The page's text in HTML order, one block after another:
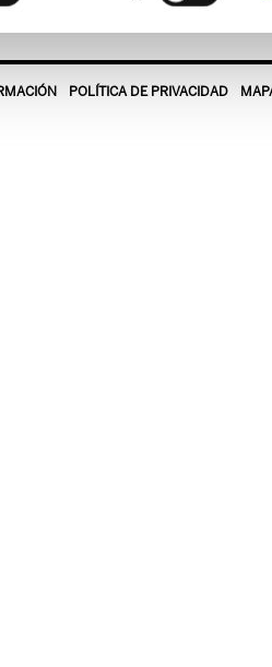
POLÍTICA DE PRIVACIDAD